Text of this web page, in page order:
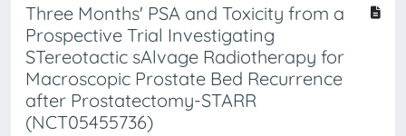
Three Months' PSA and Toxicity from a
Prospective Trial Investigating
STereotactic sAlvage Radiotherapy for
Macroscopic Prostate Bed Recurrence
after Prostatectomy-STARR
(NCT05455736)